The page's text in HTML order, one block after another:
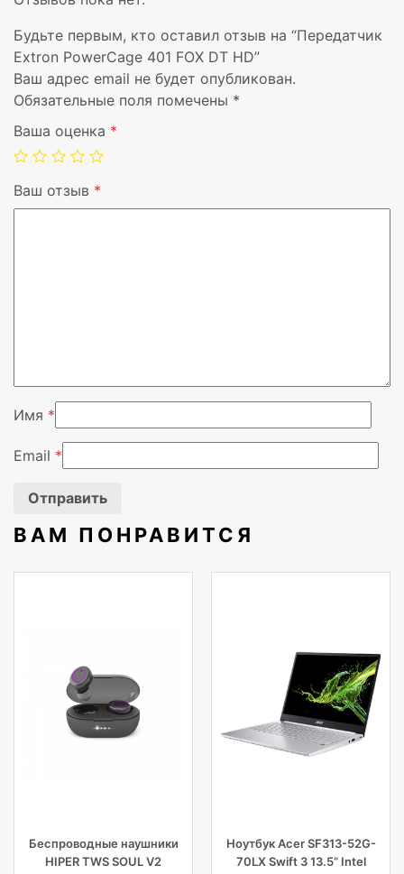
Будьте первым, кто оставил отзыв на “Передатчик
Extron PowerCage 401 FOX DT HD”
Ваш адрес email не будет опубликован.
Обязательные поля помечены *
Ваша оценка *
Ваш отзыв *
Имя *
Email *
ВАМ ПОНРАВИТСЯ
Беспроводные наушники
HIPER TWS SOUL V2
Ноутбук Acer SF313-52G-
70LX Swift 3 13.5” Intel